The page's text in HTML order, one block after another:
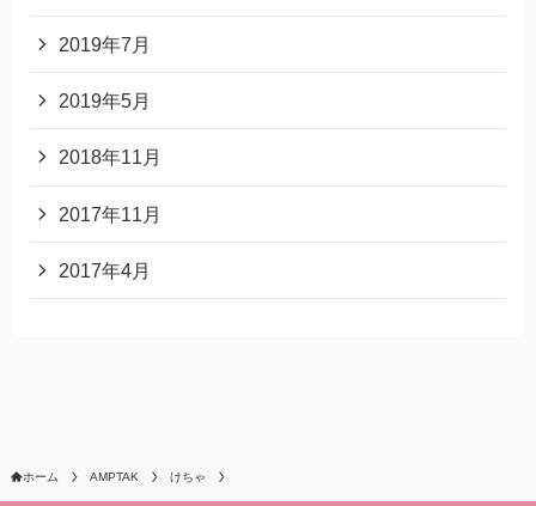
2019年7月
2019年5月
2018年11月
2017年11月
2017年4月
ホーム AMPTAK けちゃ